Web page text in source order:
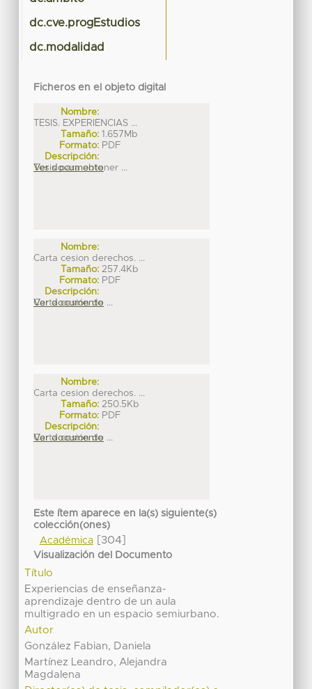
dc.cve.progEstudios
dc.modalidad
Ficheros en el objeto digital
Nombre:
TESIS. EXPERIENCIAS ...
Tamaño: 1.657Mb
Formato: PDF
Descripción:
Tesis para obtener ...
Ver documento
Nombre:
Carta cesion derechos. ...
Tamaño: 257.4Kb
Formato: PDF
Descripción:
Carta cesión de ...
Ver documento
Nombre:
Carta cesion derechos. ...
Tamaño: 250.5Kb
Formato: PDF
Descripción:
Carta cesión de ...
Ver documento
Este ítem aparece en la(s) siguiente(s)
colección(ones)
Académica[304]
Visualización del Documento
Título
Experiencias de enseñanza-
aprendizaje dentro de un aula
multigrado en un espacio semiurbano.
Autor
González Fabian, Daniela
Martínez Leandro, Alejandra
Magdalena